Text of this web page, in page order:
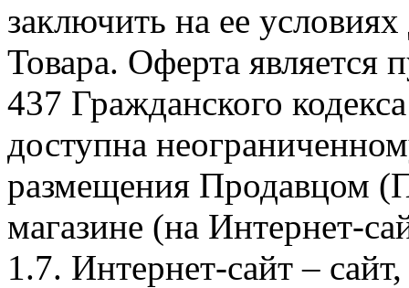
заключить на ее
Товара. Оферта является
437 Гражданского
доступна
размещения Продавцом
магазине (на Интернет-
1.7. Интернет-сайт –